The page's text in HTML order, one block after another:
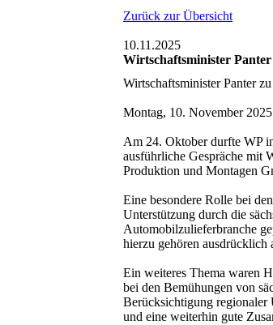
Zurück zur Übersicht
10.11.2025
Wirtschaftsminister
Wirtschaftsminister Panter
Montag, 10. November 2025
Am 24. Oktober durfte WP
ausführliche Gespräche mit
Produktion und Montagen
Eine besondere Rolle bei
Unterstützung durch die
Automobilzulieferbranche
hierzu gehören
Ein weiteres Thema waren
bei den Bemühungen von
Berücksichtigung regionaler
und eine weiterhin gute